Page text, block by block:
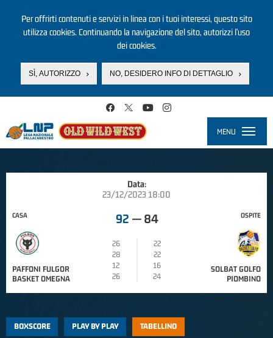
Per offrirti contenuti e servizi in linea con i tuoi interessi, questo sito
utilizza cookies. Continuando la navigazione del sito, autorizzi l’uso
dei cookies.
SÌ, AUTORIZZO NO, DESIDERO INFO DI DETTAGLIO
MENU
Data:
23/12/2023 18:00
CASA
PAFFONI FULGOR
BASKET OMEGNA
92 — 84
26
22
28
22
12
16
26
24
OSPITE
SOLBAT GOLFO
PIOMBINO
BOXSCORE PLAY BY PLAY TABELLINO